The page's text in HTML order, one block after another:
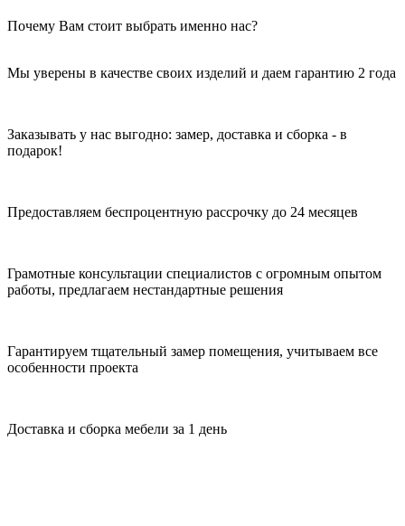
Почему Вам стоит выбрать именно нас?
Мы уверены в качестве своих изделий и даем гарантию 2 года
Заказывать у нас выгодно: замер, доставка и сборка - в
подарок!
Предоставляем беспроцентную рассрочку до 24 месяцев
Грамотные консультации специалистов с огромным опытом
работы, предлагаем нестандартные решения
Гарантируем тщательный замер помещения, учитываем все
особенности проекта
Доставка и сборка мебели за 1 день